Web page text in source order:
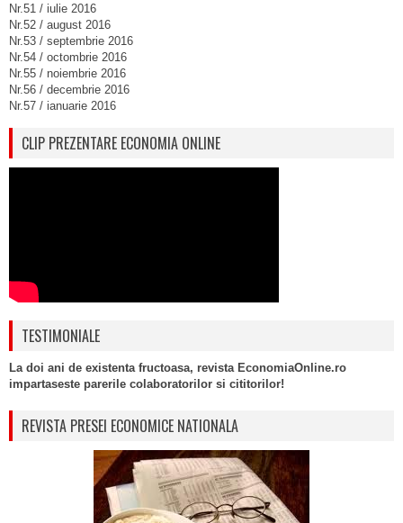
Nr.51 / iulie 2016
Nr.52 / august 2016
Nr.53 / septembrie 2016
Nr.54 / octombrie 2016
Nr.55 / noiembrie 2016
Nr.56 / decembrie 2016
Nr.57 / ianuarie 2016
CLIP PREZENTARE ECONOMIA ONLINE
TESTIMONIALE
La doi ani de existenta fructoasa, revista EconomiaOnline.ro
impartaseste parerile colaboratorilor si cititorilor!
REVISTA PRESEI ECONOMICE NATIONALA